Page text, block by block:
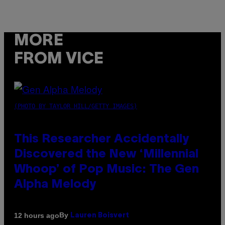
MORE
FROM VICE
(PHOTO BY TAYLOR HILL/GETTY IMAGES)
This Researcher Accidentally
Discovered the New ‘Millennial
Whoop’ of Pop Music: The Gen
Alpha Melody
12 hours agoBy Lauren Boisvert